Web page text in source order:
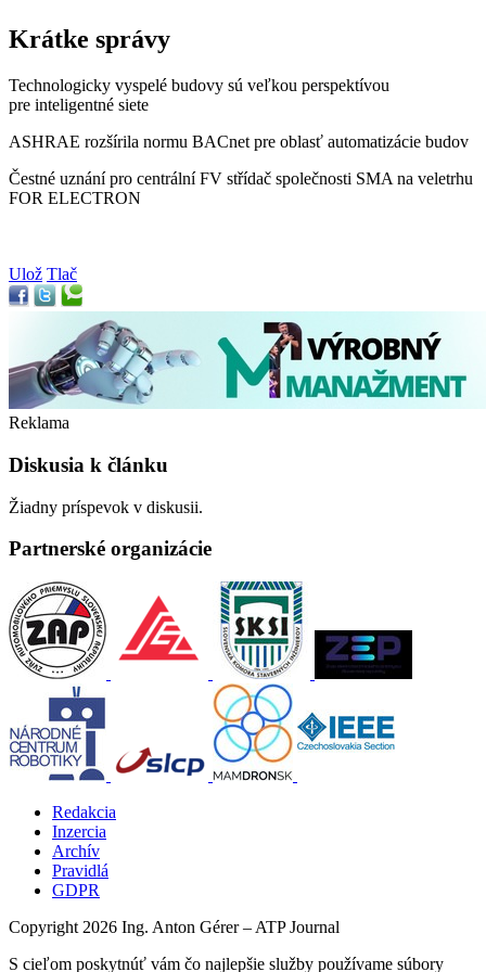
Krátke správy
Technologicky vyspelé budovy sú veľkou perspektívou
pre inteligentné siete
ASHRAE rozšírila normu BACnet pre oblasť automatizácie budov
Čestné uznání pro centrální FV střídač společnosti SMA na veletrhu
FOR ELECTRON
Ulož Tlač
Reklama
Diskusia k článku
Žiadny príspevok v diskusii.
Partnerské organizácie
Redakcia
Inzercia
Archív
Pravidlá
GDPR
Copyright 2026 Ing. Anton Gérer – ATP Journal
S cieľom poskytnúť vám čo najlepšie služby používame súbory